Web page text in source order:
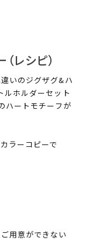
レシピ）
いのジグザグ&ハ
ルホルダーセット
ハートモチーフが
ラーコピーで
用意ができない